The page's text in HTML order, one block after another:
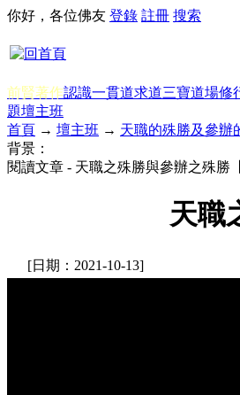
你好，各位佛友 登錄 註冊 搜索
前賢著作認識一貫道求道三寶道場修
題壇主班
首頁 → 壇主班 → 天職的殊勝及參辦
背景：
閱讀文章 - 天職之殊勝與參辦之殊勝
天職
[日期：2021-10-13]